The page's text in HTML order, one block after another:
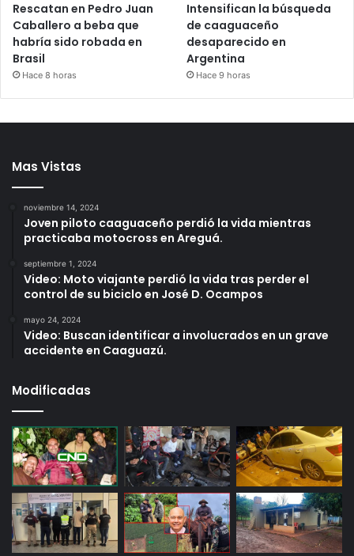
Rescatan en Pedro Juan
Caballero a beba que
habría sido robada en
Brasil
Hace 8 horas
Intensifican la búsqueda
de caaguaceño
desaparecido en
Argentina
Hace 9 horas
Mas Vistas
noviembre 14, 2024
Joven piloto caaguaceño perdió la vida mientras
practicaba motocross en Areguá.
septiembre 1, 2024
Video: Moto viajante perdió la vida tras perder el
control de su biciclo en José D. Ocampos
mayo 24, 2024
Video: Buscan identificar a involucrados en un grave
accidente en Caaguazú.
Modificadas